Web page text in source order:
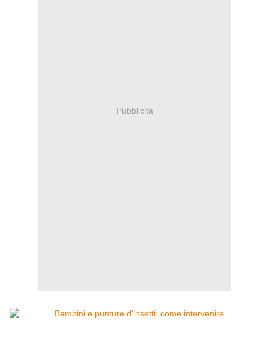
Pubblicità